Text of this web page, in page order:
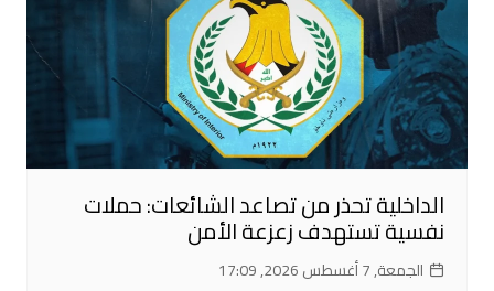
الداخلية تحذر من تصاعد الشائعات: حملات
نفسية تستهدف زعزعة الأمن
الجمعة, 7 أغسطس 2026, 17:09